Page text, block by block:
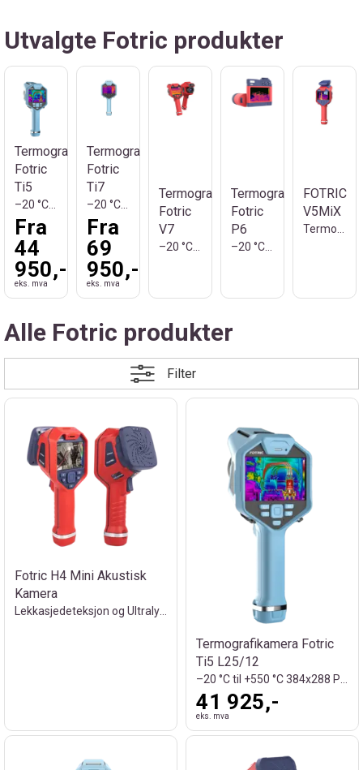
Utvalgte Fotric produkter
Termografikamera
Fotric
Ti5
–20 °C til +550 °C 384x288 Piksler
Fra
44
950,-
eks. mva
Termografikamera
Fotric
Ti7
–20 °C til +650 °C 640x480 Piksler
Fra
69
950,-
eks. mva
Termografikamera
Fotric
V7
–20 °C til +1550 °C 640x480 Piksler
Termografikamera
Fotric
P6
–20 °C til +550 °C 480x360 Piksler
FOTRIC
V5MiX
Termografi/Akustisk Kamera
Alle Fotric produkter
Filter
Fotric H4 Mini Akustisk
Kamera
Lekkasjedeteksjon og Ultralydinspeksjon
Termografikamera Fotric
Ti5 L25/12
41 925,-
eks. mva